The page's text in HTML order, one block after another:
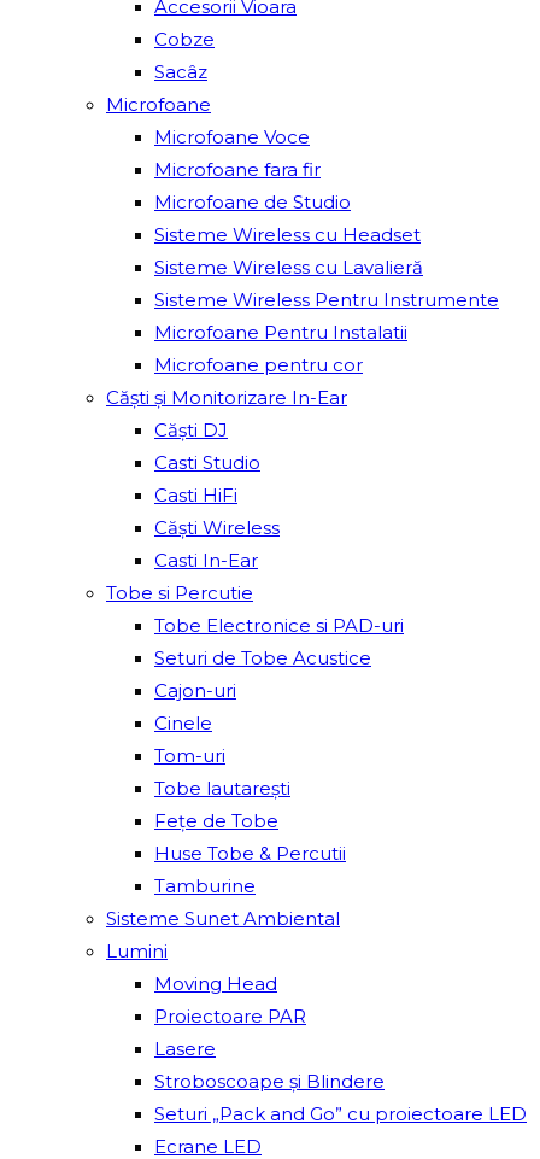
Accesorii Vioara
Cobze
Sacâz
Microfoane
Microfoane Voce
Microfoane fara fir
Microfoane de Studio
Sisteme Wireless cu Headset
Sisteme Wireless cu Lavalieră
Sisteme Wireless Pentru Instrumente
Microfoane Pentru Instalatii
Microfoane pentru cor
Căști și Monitorizare In-Ear
Căști DJ
Casti Studio
Casti HiFi
Căști Wireless
Casti In-Ear
Tobe si Percutie
Tobe Electronice si PAD-uri
Seturi de Tobe Acustice
Cajon-uri
Cinele
Tom-uri
Tobe lautareşti
Fețe de Tobe
Huse Tobe & Percutii
Tamburine
Sisteme Sunet Ambiental
Lumini
Moving Head
Proiectoare PAR
Lasere
Stroboscoape și Blindere
Seturi „Pack and Go” cu proiectoare LED
Ecrane LED